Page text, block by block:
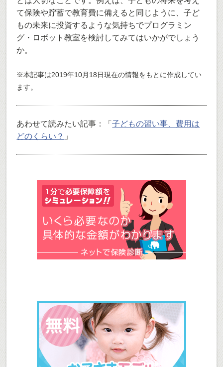
て保険や貯蓄で教育費に備えると同じように、子ど
もの未来に投資するような気持ちでプログラミン
グ・ロボット教室を検討してみてはいかがでしょう
か。
※本記事は2019年10月18日現在の情報をもとに作成してい
ます。
あわせて読みたい記事：「子どもの習い事、費用は
どのくらい？ 」